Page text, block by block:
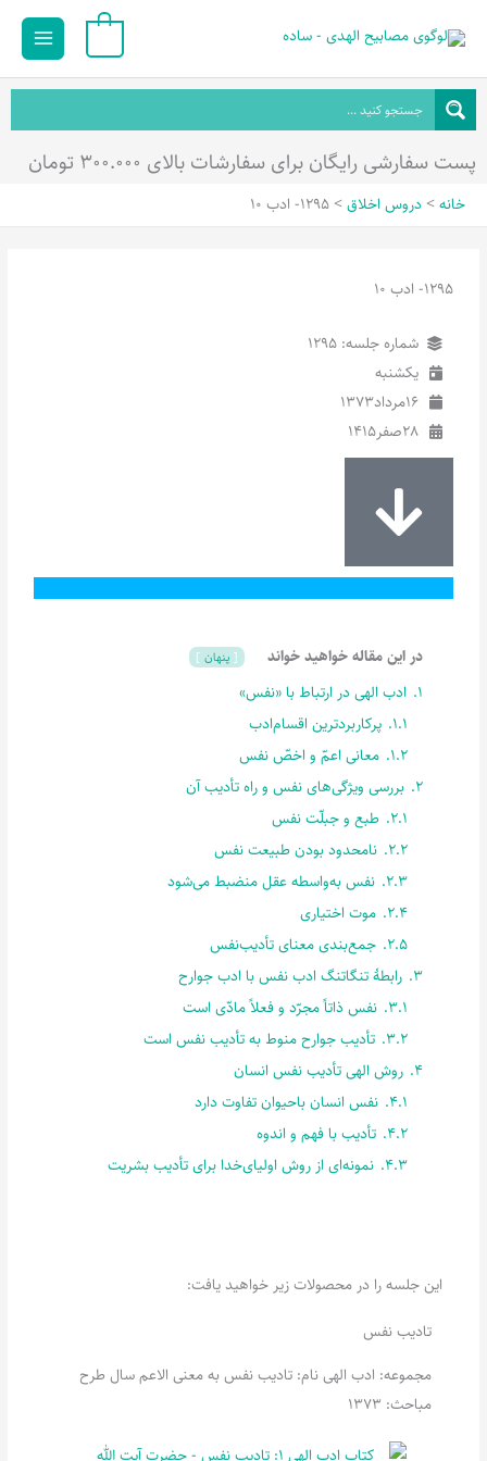
محتوا
Main
پست سفارشی رایگان برای سفارشات بالای ۳۰۰.۰۰۰ تومان
خانه دروس اخلاق 1295- ادب 10
1295- ادب 10
شماره جلسه: 1295
یکشنبه
16مرداد1373
28صفر1415
در این مقاله خواهید خواند پنهان
1. ادب الهی در ارتباط با «نفس»
1.1. پر‌کاربردترین ا‌قسام‌ادب
1.2. معانی اعمّ و اخصّ نفس
2. بررسی ویژگی‌های نفس و راه تأدیب آن
2.1. طبع و جبلّت نفس
2.2. نامحدود بودن طبیعت نفس
2.3. نفس به‌واسطه عقل منضبط می‌شود
2.4. موت اختیاری
2.5. جمع‌بندی معنای تأدیب‌نفس
3. رابطۀ تنگاتنگ ادب نفس با ادب جوارح
3.1. نفس ذاتاً مجرّد و فعلاً مادّی است
3.2. تأدیب جوارح منوط به تأدیب نفس است
4. روش الهی تأدیب نفس انسان
4.1. نفس انسان با‌حیوان تفاوت دارد
4.2. تأدیب با فهم و اندوه
4.3. نمونه‌ای از روش اولیای‌خدا برای تأدیب بشریت
این جلسه را در محصولات زیر خواهید یافت:
تادیب نفس
مجموعه: ادب الهی نام: تادیب نفس به معنی الاعم سال طرح
مباحث: 1373